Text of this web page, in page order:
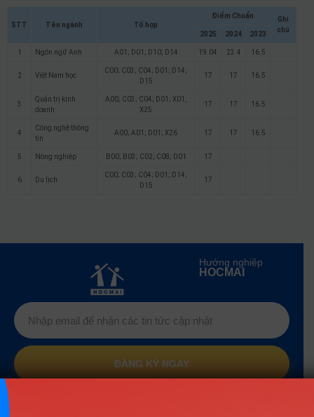
STT Tên ngành Tổ hợp
Điểm Chuẩn
Ghi
chú
2025 2024 2023
1 Ngôn ngữ Anh A01; D01; D10; D14 19.04 23.4 16.5
2 Việt Nam học
C00; C03; C04; D01; D14;
D15
17 17 16.5
3
Quản trị kinh
doanh
A00; C03; C04; D01; X01;
X25
17 17 16.5
4
Công nghệ thông
tin
A00; A01; D01; X26 17 17 16.5
5 Nông nghiệp B00; B03; C02; C08; D01 17
6 Du lịch
C00; C03; C04; D01; D14;
D15
17
Hướng nghiệp
HOCMAI
ĐĂNG KÝ NGAY